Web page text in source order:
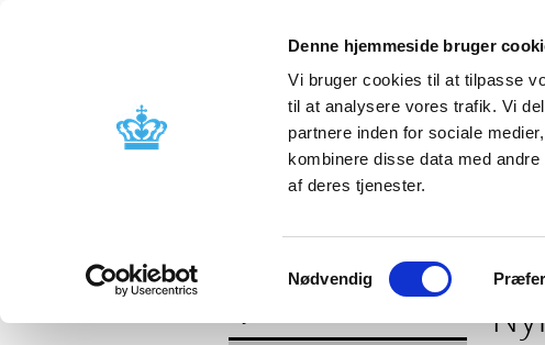
Denne hjemmeside bruger
Vi bruger cookies til at tilpasse
til at analysere vores trafik. Vi
partnere inden for sociale
kombinere disse data med
af deres tjenester.
Samtykkevalg
Nødvendig
Godkendelse og
Bivirkninger og
produktinformation